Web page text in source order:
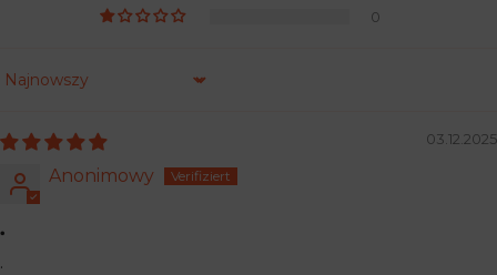
0
Sortuj według
03.12.2025
Anonimowy
.
.